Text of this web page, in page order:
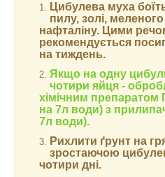
Цибулева муха
пилу, золі,
нафталіну. Цими
рекомендується
на тиждень.
Якщо на одну
чотири яйця -
хімічним препаратом
на 7л води) з
7л води).
Рихлити ґрунт на
зростаючою
чотири дні.